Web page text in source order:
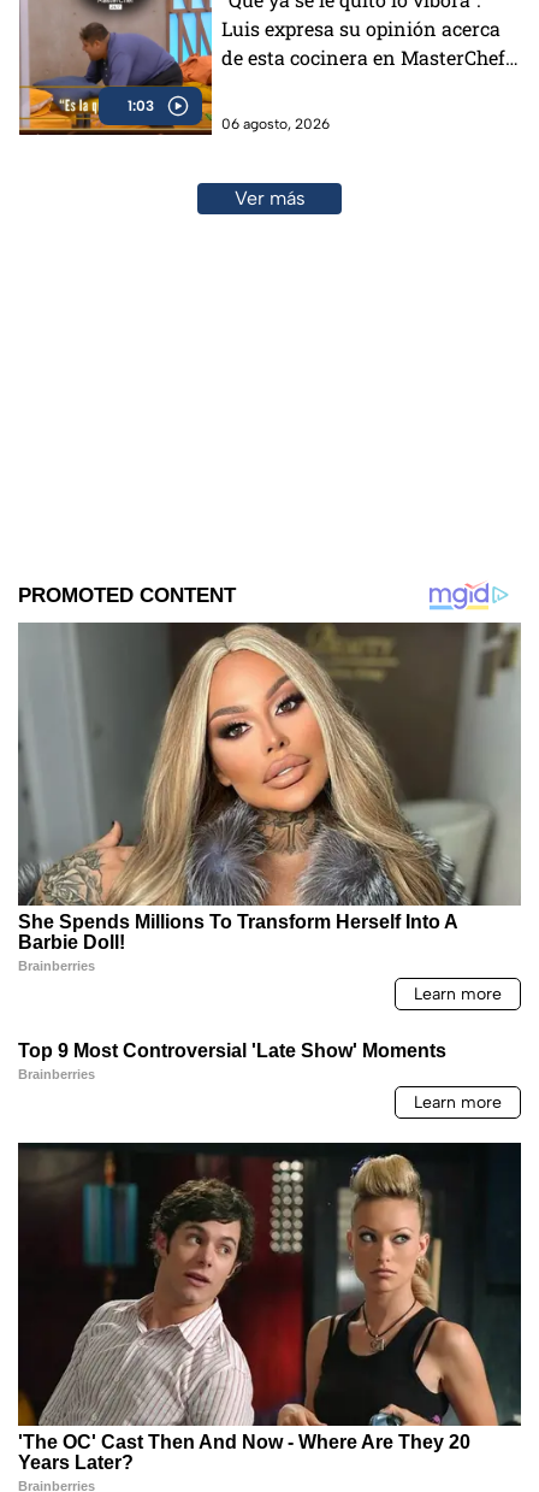
1:03
Luis expresa su opinión acerca
de esta cocinera en MasterChef
06 agosto, 2026
Ver más